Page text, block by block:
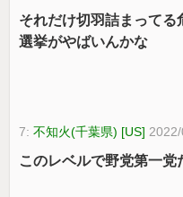
それだけ切羽詰まってる
選挙がやばいんかな
7:不知火(千葉県) [US]
このレベルで野党第一党